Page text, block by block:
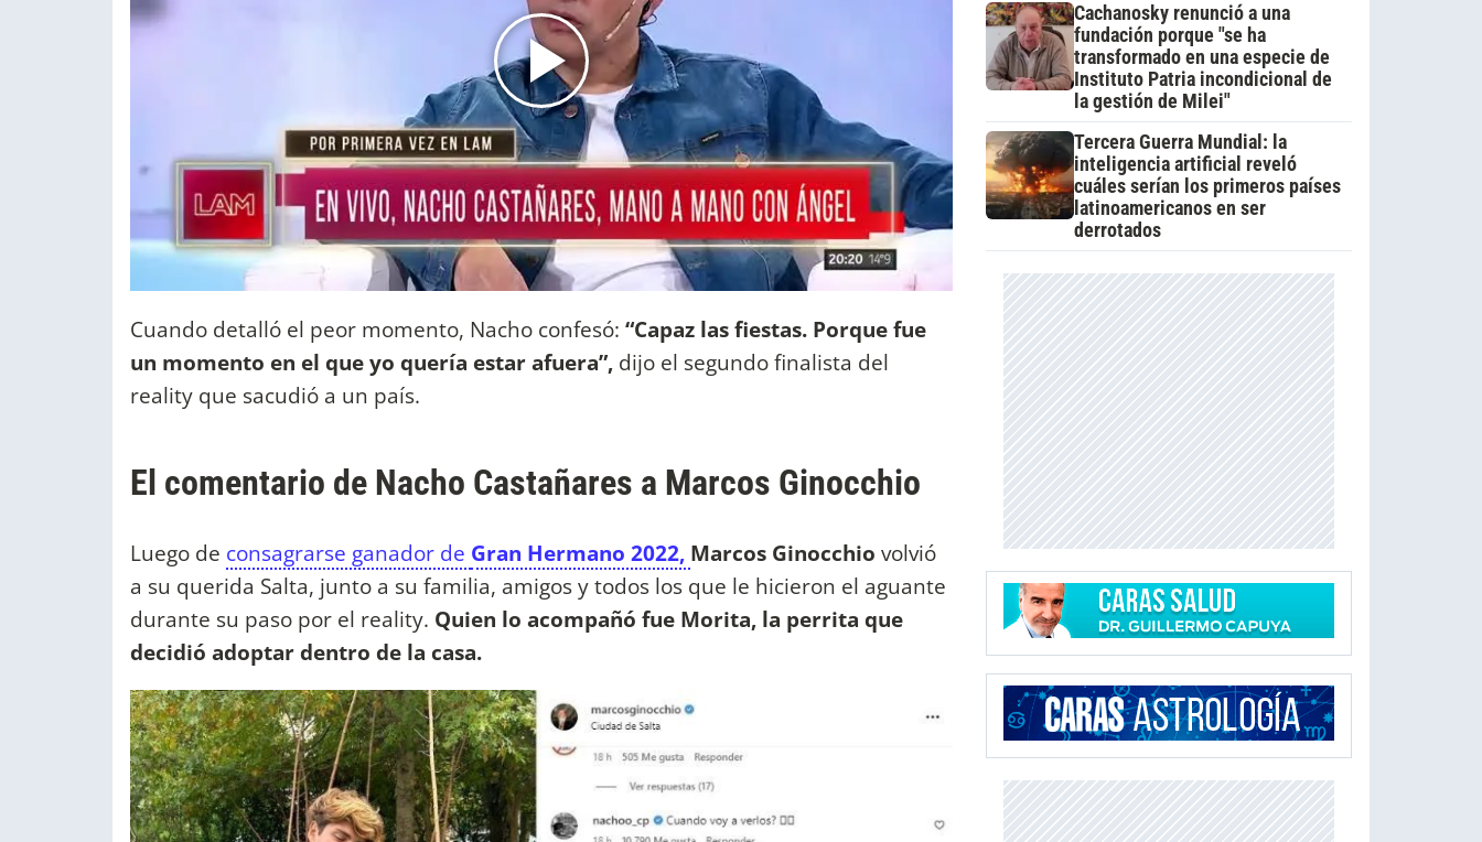
Cuando detalló el peor momento, Nacho confesó: “Capaz las fiestas. Porque fue
un momento en el que yo quería estar afuera”, dijo el segundo finalista del
reality que sacudió a un país.
El comentario de Nacho Castañares a Marcos Ginocchio
Luego de consagrarse ganador de Gran Hermano 2022, Marcos Ginocchio volvió
a su querida Salta, junto a su familia, amigos y todos los que le hicieron el aguante
durante su paso por el reality. Quien lo acompañó fue Morita, la perrita que
decidió adoptar dentro de la casa.
Cachanosky renunció a una
fundación porque "se ha
transformado en una especie de
Instituto Patria incondicional de
la gestión de Milei"
Tercera Guerra Mundial: la
inteligencia artificial reveló
cuáles serían los primeros países
latinoamericanos en ser
derrotados